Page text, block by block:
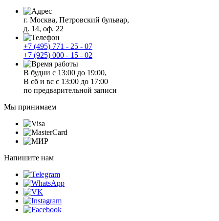
г. Москва, Петровский бульвар,
д. 14, оф. 22
+7 (495) 771 - 25 - 07
+7 (925) 000 - 15 - 02
В будни с 13:00 до 19:00,
В сб и вс с 13:00 до 17:00
по предварительной записи
Мы принимаем
Напишите нам